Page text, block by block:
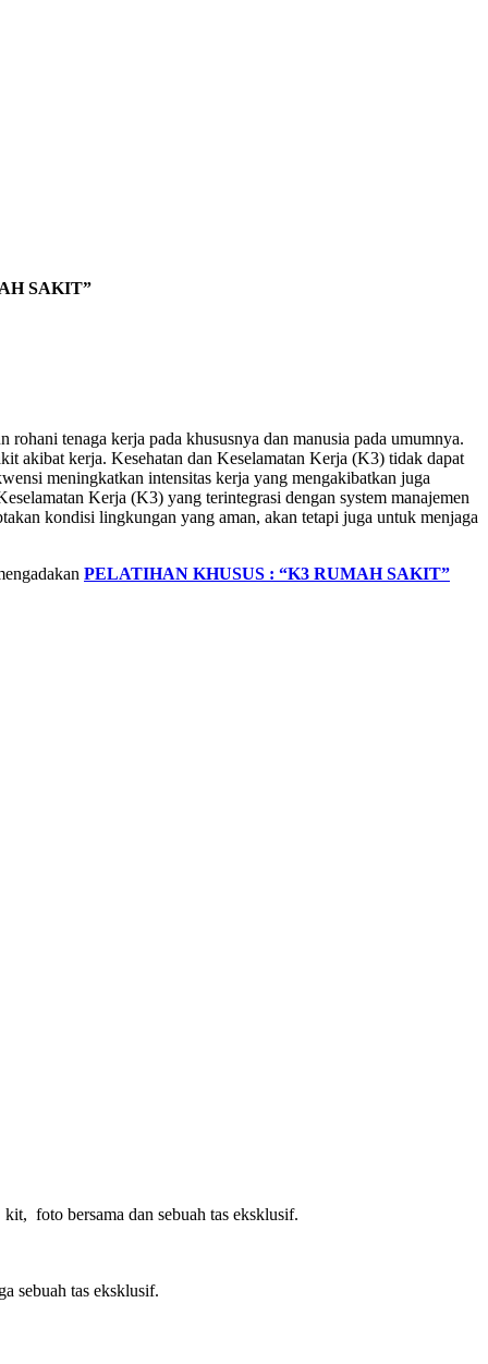
SAKIT”
tenaga kerja pada khususnya dan manusia pada umumnya.
akibat kerja. Kesehatan dan Keselamatan Kerja (K3) tidak dapat
meningkatkan intensitas kerja yang mengakibatkan juga
Kerja (K3) yang terintegrasi dengan system manajemen
kondisi lingkungan yang aman, akan tetapi juga untuk menjaga
PELATIHAN KHUSUS : “K3 RUMAH SAKIT”
foto bersama dan sebuah tas eksklusif.
sebuah tas eksklusif.